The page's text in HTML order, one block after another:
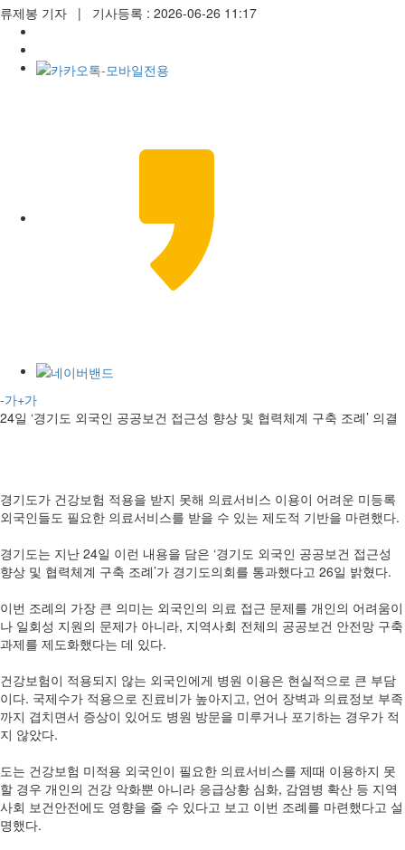
류제봉 기자 | 기사등록 : 2026-06-26 11:17
-가+가
24일 ‘경기도 외국인 공공보건 접근성 향상 및 협력체계 구축 조례’ 의결
경기도가 건강보험 적용을 받지 못해 의료서비스 이용이 어려운 미등록
외국인들도 필요한 의료서비스를 받을 수 있는 제도적 기반을 마련했다.
경기도는 지난 24일 이런 내용을 담은 ‘경기도 외국인 공공보건 접근성
향상 및 협력체계 구축 조례’가 경기도의회를 통과했다고 26일 밝혔다.
이번 조례의 가장 큰 의미는 외국인의 의료 접근 문제를 개인의 어려움이
나 일회성 지원의 문제가 아니라, 지역사회 전체의 공공보건 안전망 구축
과제를 제도화했다는 데 있다.
건강보험이 적용되지 않는 외국인에게 병원 이용은 현실적으로 큰 부담
이다. 국제수가 적용으로 진료비가 높아지고, 언어 장벽과 의료정보 부족
까지 겹치면서 증상이 있어도 병원 방문을 미루거나 포기하는 경우가 적
지 않았다.
도는 건강보험 미적용 외국인이 필요한 의료서비스를 제때 이용하지 못
할 경우 개인의 건강 악화뿐 아니라 응급상황 심화, 감염병 확산 등 지역
사회 보건안전에도 영향을 줄 수 있다고 보고 이번 조례를 마련했다고 설
명했다.